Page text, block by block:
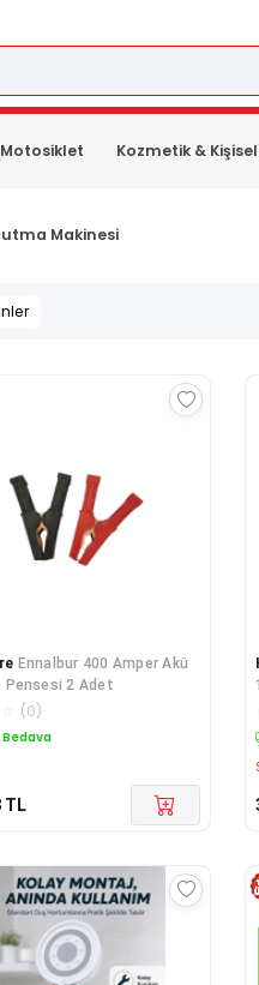
Kozmetik & Kişisel
Makinesi
Ennalbur 400 Amper Akü
Pensesi 2 Adet
(0)
TL